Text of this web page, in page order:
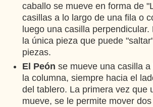
caballo se mueve en forma de
casillas a lo largo de una fila o
luego una casilla
la única pieza que puede
piezas.
El Peón se mueve una casilla
la columna, siempre hacia el
del tablero. La primera vez que
mueve, se le permite mover